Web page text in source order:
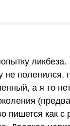
ликбеза.
поленился,
а я то
пишется как с